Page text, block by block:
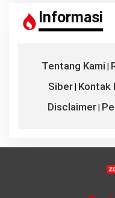
Informasi
Tentang Kami
Siber| Kontak
Disclaimer